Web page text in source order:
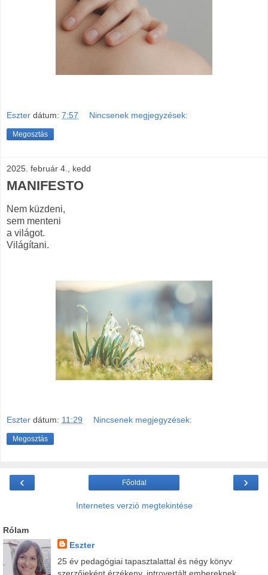
Eszter dátum: 7:57 Nincsenek megjegyzések:
Megosztás
2025. február 4., kedd
MANIFESTO
Nem küzdeni,
sem menteni
a világot.
Világítani.
Eszter dátum: 11:29 Nincsenek megjegyzések:
Megosztás
‹ ›
Főoldal
Internetes verzió megtekintése
Rólam
Eszter
25 év pedagógiai tapasztalattal és négy könyv